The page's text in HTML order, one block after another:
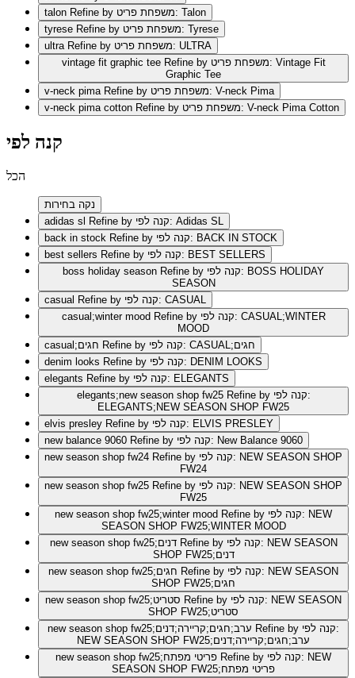
talon
Refine by משפחת פריט: Talon
tyrese
Refine by משפחת פריט: Tyrese
ultra
Refine by משפחת פריט: ULTRA
vintage fit graphic tee Refine by משפחת פריט: Vintage Fit
Graphic Tee
v-neck pima
Refine by משפחת פריט: V-neck Pima
v-neck pima cotton
Refine by משפחת פריט: V-neck Pima Cotton
קנה לפי
הכל
נקה בחירות
adidas sl
Refine by קנה לפי: Adidas SL
back in stock
Refine by קנה לפי: BACK IN STOCK
best sellers
Refine by קנה לפי: BEST SELLERS
boss holiday season Refine by קנה לפי: BOSS HOLIDAY
SEASON
casual
Refine by קנה לפי: CASUAL
casual;winter mood Refine by קנה לפי: CASUAL;WINTER
MOOD
Refine by קנה לפי: CASUAL;חגים
denim looks
Refine by קנה לפי: DENIM LOOKS
elegants
Refine by קנה לפי: ELEGANTS
elegants;new season shop fw25 Refine by קנה לפי:
ELEGANTS;NEW SEASON SHOP FW25
elvis presley
Refine by קנה לפי: ELVIS PRESLEY
new balance 9060
Refine by קנה לפי: New Balance 9060
new season shop fw24 Refine by קנה לפי: NEW SEASON SHOP
FW24
new season shop fw25 Refine by קנה לפי: NEW SEASON SHOP
FW25
new season shop fw25;winter mood Refine by קנה לפי: NEW
SEASON SHOP FW25;WINTER MOOD
new season shop fw25;דנים Refine by קנה לפי: NEW SEASON
SHOP FW25;דנים
Refine by קנה לפי: NEW SEASON
SHOP FW25;חגים
Refine by קנה לפי: NEW SEASON
SHOP FW25;סטריט
Refine by קנה לפי:
NEW SEASON SHOP FW25;ערב;חגים;קריירה;דנים
Refine by קנה לפי: NEW
SEASON SHOP FW25;פריטי מפתח